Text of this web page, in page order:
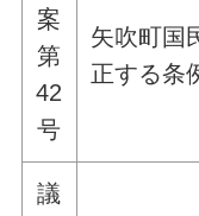
案
第
42
号
矢吹町国
正する条
議